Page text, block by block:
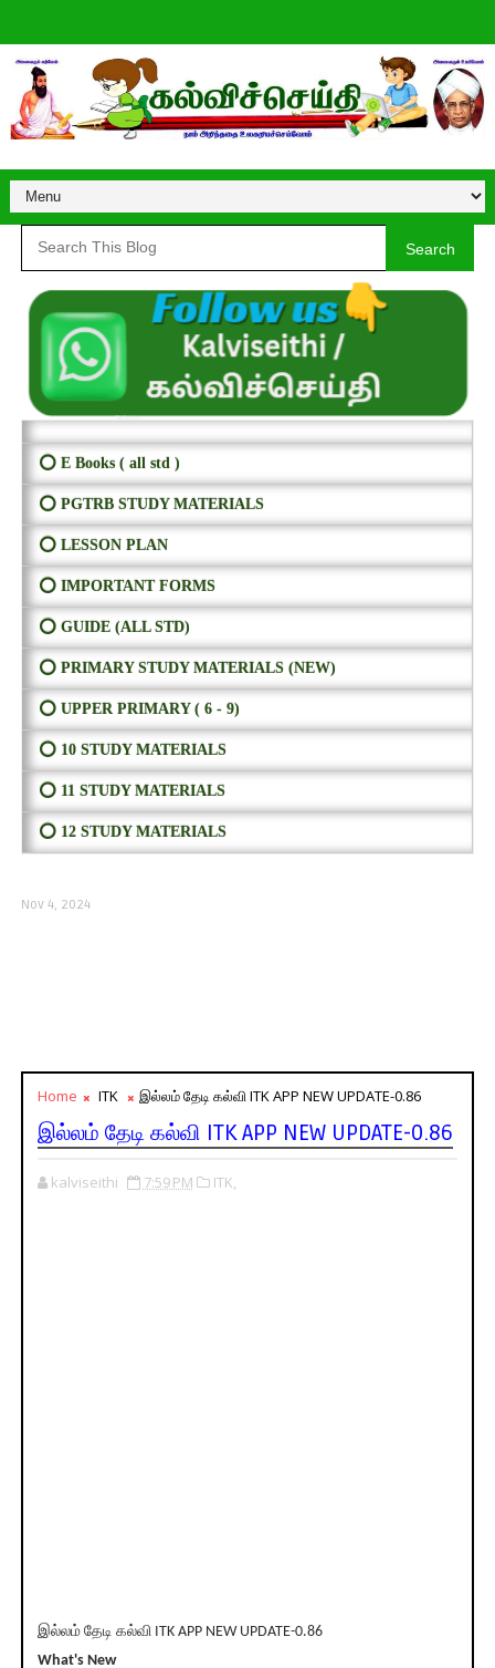
Search
⭕ E Books ( all std )
⭕ PGTRB STUDY MATERIALS
⭕ LESSON PLAN
⭕ IMPORTANT FORMS
⭕ GUIDE (ALL STD)
⭕ PRIMARY STUDY MATERIALS (NEW)
⭕ UPPER PRIMARY ( 6 - 9)
⭕ 10 STUDY MATERIALS
⭕ 11 STUDY MATERIALS
⭕ 12 STUDY MATERIALS
Nov 4, 2024
Home ITK இல்லம் தேடி கல்வி ITK APP NEW UPDATE-0.86
இல்லம் தேடி கல்வி ITK APP NEW UPDATE-0.86
kalviseithi 7:59 PM ITK,
இல்லம் தேடி கல்வி ITK APP NEW UPDATE-0.86
What's New